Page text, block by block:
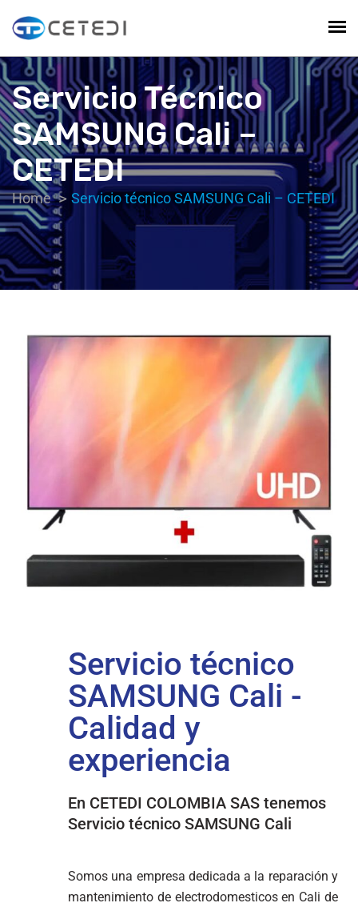
Servicio Técnico
SAMSUNG Cali –
CETEDI
Home Servicio técnico SAMSUNG Cali – CETEDI
Servicio técnico
SAMSUNG Cali -
Calidad y
experiencia
En CETEDI COLOMBIA SAS tenemos
Servicio técnico SAMSUNG Cali
Somos una empresa dedicada a la reparación y
mantenimiento de electrodomesticos en Cali de